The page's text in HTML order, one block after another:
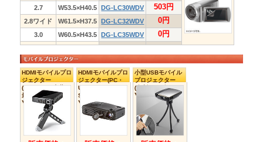
DG-BG37Y(イ
エロー)
0(税込)
DG-IT1GY(グ
レー)
0(税込)
DG-BT3BL(ブ
ルー)
DG-BT3C(ク
ア)